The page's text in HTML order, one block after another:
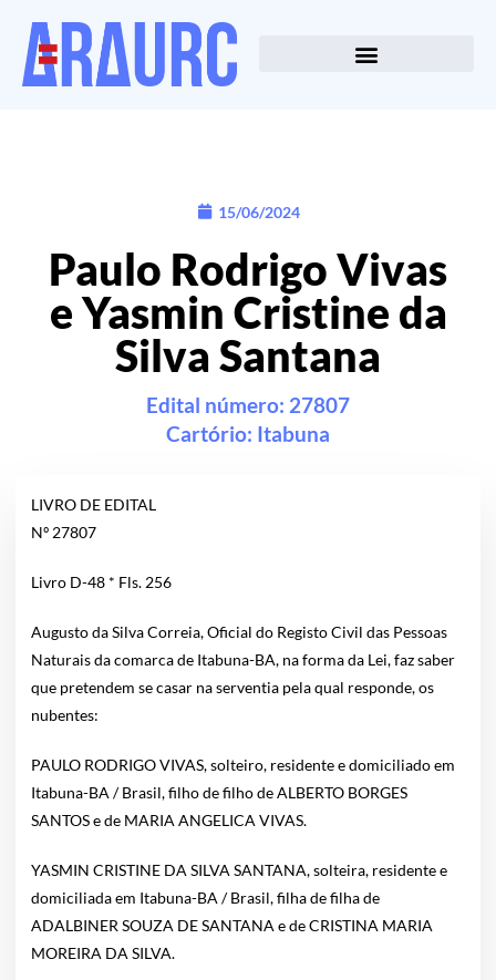
15/06/2024
Paulo Rodrigo Vivas
e Yasmin Cristine da
Silva Santana
Edital número: 27807
Cartório: Itabuna
LIVRO DE EDITAL
Nº 27807
Livro D-48 * Fls. 256
Augusto da Silva Correia, Oficial do Registo Civil das Pessoas
Naturais da comarca de Itabuna-BA, na forma da Lei, faz saber
que pretendem se casar na serventia pela qual responde, os
nubentes:
PAULO RODRIGO VIVAS, solteiro, residente e domiciliado em
Itabuna-BA / Brasil, filho de filho de ALBERTO BORGES
SANTOS e de MARIA ANGELICA VIVAS.
YASMIN CRISTINE DA SILVA SANTANA, solteira, residente e
domiciliada em Itabuna-BA / Brasil, filha de filha de
ADALBINER SOUZA DE SANTANA e de CRISTINA MARIA
MOREIRA DA SILVA.